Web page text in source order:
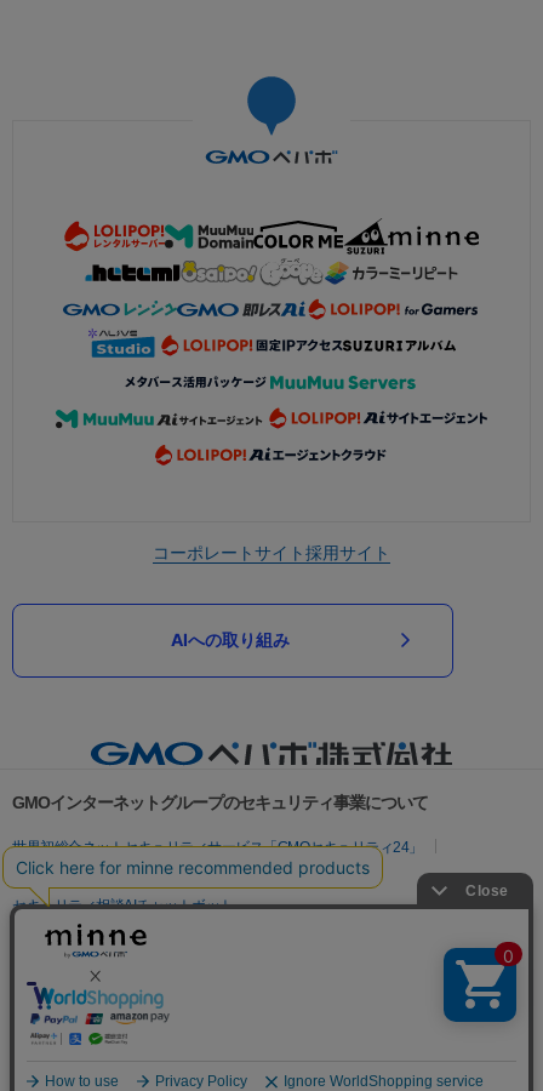
コーポレートサイト採用サイト
AIへの取り組み
GMOインターネットグループのセキュリティ事業について
世界初総合ネットセキュリティサービス「GMOセキュリティ24」
パスワード漏洩診断
Webサイトリスク診断
セキュリティ相談AIチャットボット
実在証明・盗聴対策
サイバー攻撃対策（GMO Flatt Security）
セキュリティ事業の軌跡